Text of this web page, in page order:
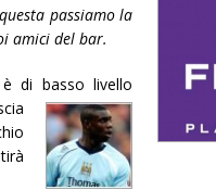
passiamo la
amici del bar.
di basso livello